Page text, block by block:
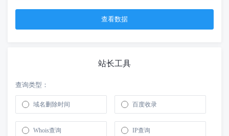
站长工具
查询类型：
域名删除时间 百度收录
Whois查询 IP查询